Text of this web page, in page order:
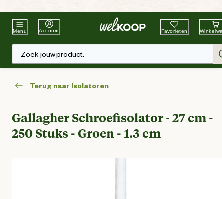
Beste WinkelketenTuin & Dier
Menu Account Favorieten
Zoek jouw product.
Terug naar Isolatoren
Gallagher Schroefisolator - 27 cm -
250 Stuks - Groen - 1.3 cm